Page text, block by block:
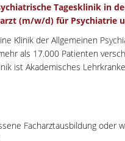
Tagesklinik in
(m/w/d) für Psychiatrie
Klinik der Allgemeinen
als 17.000 Patienten
ist Akademisches
Facharztausbildung